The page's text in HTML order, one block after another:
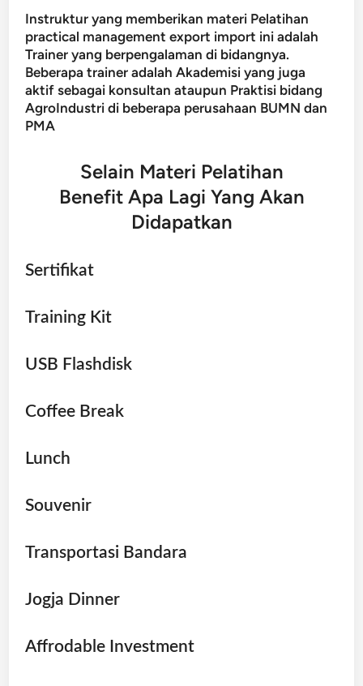
Instruktur yang memberikan materi Pelatihan
practical management export import ini adalah
Trainer yang berpengalaman di bidangnya.
Beberapa trainer adalah Akademisi yang juga
aktif sebagai konsultan ataupun Praktisi bidang
AgroIndustri di beberapa perusahaan BUMN dan
PMA
Selain Materi Pelatihan
Benefit Apa Lagi Yang Akan
Didapatkan
Sertifikat
Training Kit
USB Flashdisk
Coffee Break
Lunch
Souvenir
Transportasi Bandara
Jogja Dinner
Affrodable Investment